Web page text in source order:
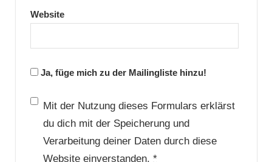
Website
Ja, füge mich zu der Mailingliste hinzu!
Mit der Nutzung dieses Formulars erklärst
du dich mit der Speicherung und
Verarbeitung deiner Daten durch diese
Website einverstanden. *